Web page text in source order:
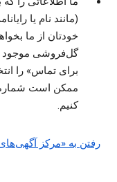
(مانند نام یا
خودتان از ما
گل‌فروشی موجود
برای تماس» را
ممکن است شماره
کنیم.
رفتن به «مرکز